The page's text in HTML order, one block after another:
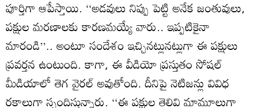
పూర్తిగా ఆపేస్తాయి. ‘‘అడవులు నిప్పు పెట్టి అనేక జంతువులు,
పక్షుల మరణాలకు కారణమయ్యే వారు.. ఇప్పటికైనా
మారండి’’.. అంటూ సందేశం ఇచ్చినట్లునట్లుగా ఈ పక్షులు
ప్రవర్తన ఉంటుంది. కాగా, ఈ వీడియో ప్రస్తుతం సోషల్
మీడియాలో తెగ వైరల్ అవుతోంది. దీనిపై నెటిజన్లు వివిధ
రకాలుగా స్పందిస్తున్నారు. ‘‘ఈ పక్షుల తెలివి మామూలుగా